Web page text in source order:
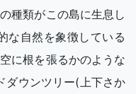
種類がこの島に生息し
な自然を象徴している
に根を張るかのような
ダウンツリー(上下さか